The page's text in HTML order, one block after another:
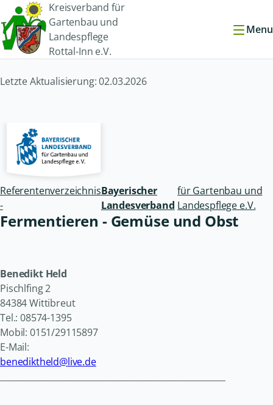
Kreisverband für
Gartenbau und
Landespflege
Rottal-Inn e.V.
Menu
Letzte Aktualisierung: 02.03.2026
Referentenverzeichnis
-
Bayerischer
Landesverband
für Gartenbau und
Landespflege e.V.
Fermentieren - Gemüse und Obst
Benedikt Held
Pischlfing 2
84384 Wittibreut
Tel.: 08574-1395
Mobil: 0151/29115897
E-Mail:
benediktheld@live.de